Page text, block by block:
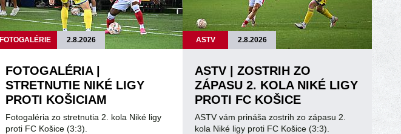
FOTOGALÉRIE 2.8.2026
FOTOGALÉRIA |
STRETNUTIE NIKÉ LIGY
PROTI KOŠICIAM
Fotogaléria zo stretnutia 2. kola Niké ligy
proti FC Košice (3:3).
ASTV 2.8.2026
ASTV | ZOSTRIH ZO
ZÁPASU 2. KOLA NIKÉ LIGY
PROTI FC KOŠICE
ASTV vám prináša zostrih zo zápasu 2.
kola Niké ligy proti FC Košice (3:3).